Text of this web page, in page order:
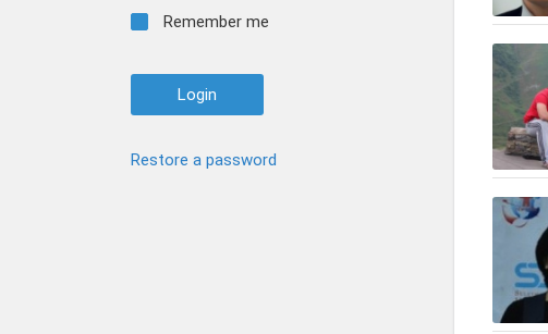
Remember me
Restore a password